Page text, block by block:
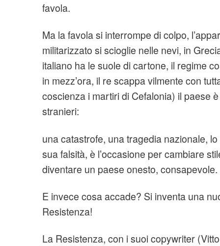
favola.
Ma la favola si interrompe di colpo,
militarizzato si scioglie nelle nevi, in
italiano ha le suole di cartone, il regime
in mezz’ora, il re scappa vilmente con
coscienza i martiri di Cefalonia) il paese
stranieri:
una catastrofe, una tragedia nazionale,
sua falsità, è l’occasione per cambiare
diventare un paese onesto, consapevole.
E invece cosa accade? Si inventa una
Resistenza!
La Resistenza, con i suoi copywriter